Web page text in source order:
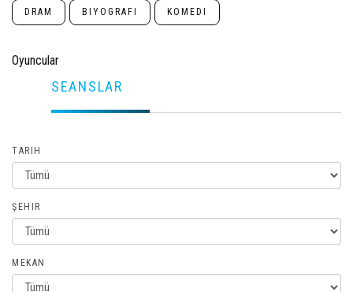
DRAM BIYOGRAFI KOMEDI
Oyuncular
SEANSLAR
TARIH
ŞEHIR
MEKAN